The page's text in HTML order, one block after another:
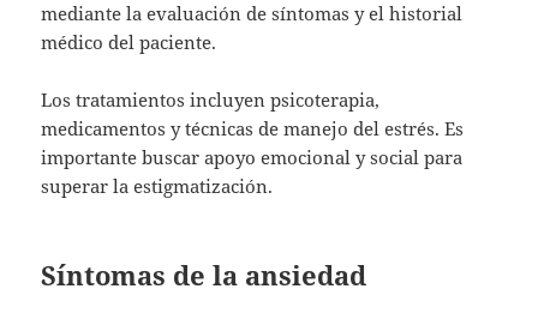
mediante la evaluación de síntomas y el historial
médico del paciente.
Los tratamientos incluyen psicoterapia,
medicamentos y técnicas de manejo del estrés. Es
importante buscar apoyo emocional y social para
superar la estigmatización.
Síntomas de la ansiedad